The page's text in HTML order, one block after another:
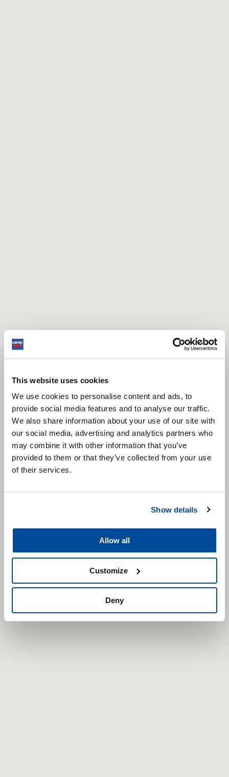
This website uses cookies
We use cookies to personalise content and ads, to
provide social media features and to analyse our traffic.
We also share information about your use of our site with
our social media, advertising and analytics partners who
may combine it with other information that you’ve
provided to them or that they’ve collected from your use
of their services.
Show details
Allow all
Customize
Deny